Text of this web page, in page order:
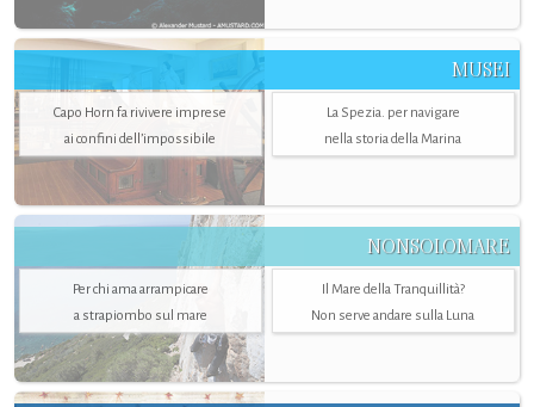
MUSEI
Capo Horn fa rivivere imprese
ai confini dell’impossibile
La Spezia. per navigare
nella storia della Marina
NONSOLOMARE
Per chi ama arrampicare
a strapiombo sul mare
Il Mare della Tranquillità?
Non serve andare sulla Luna